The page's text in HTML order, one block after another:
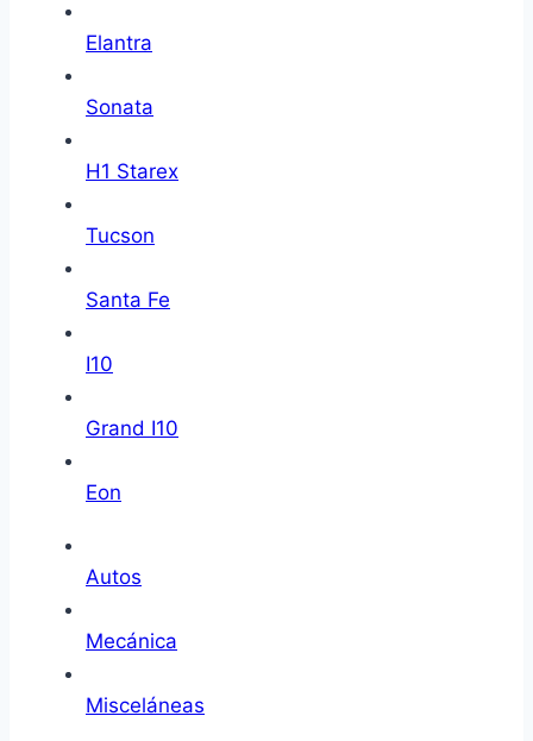
Elantra
Sonata
H1 Starex
Tucson
Santa Fe
I10
Grand I10
Eon
Autos
Mecánica
Misceláneas